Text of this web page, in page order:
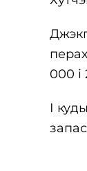
000 і
І